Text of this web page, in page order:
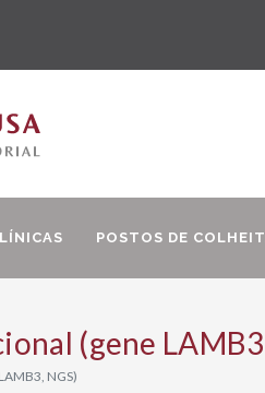
POSTOS DE
(gene
NGS)